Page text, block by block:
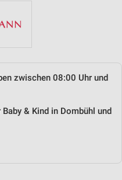
zwischen 08:00 Uhr und
& Kind in Dombühl und